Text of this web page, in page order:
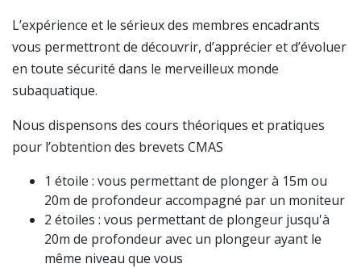
L’expérience et le sérieux des membres encadrants
vous permettront de découvrir, d’apprécier et d’évoluer
en toute sécurité dans le merveilleux monde
subaquatique.
Nous dispensons des cours théoriques et pratiques
pour l’obtention des brevets CMAS
1 étoile : vous permettant de plonger à 15m ou
20m de profondeur accompagné par un moniteur
2 étoiles : vous permettant de plongeur jusqu'à
20m de profondeur avec un plongeur ayant le
même niveau que vous